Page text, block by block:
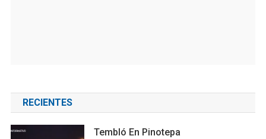
RECIENTES
Tembló En Pinotepa